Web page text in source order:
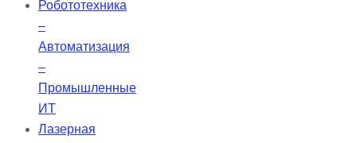
стоматологической практики.
собой инструмент из круглых…
Робототехника
–
Автоматизация
–
Промышленные
ИТ
Лазерная